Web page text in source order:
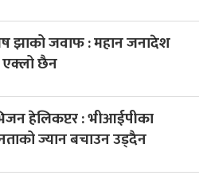
झाको जवाफ : महान जनादेश
एक्लो छैन
हेलिकप्टर : भीआईपीका
ज्यान बचाउन उड्दैन